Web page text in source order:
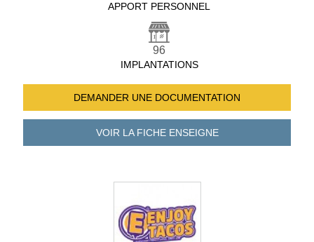
APPORT PERSONNEL
96
IMPLANTATIONS
DEMANDER UNE DOCUMENTATION
VOIR LA FICHEENSEIGNE